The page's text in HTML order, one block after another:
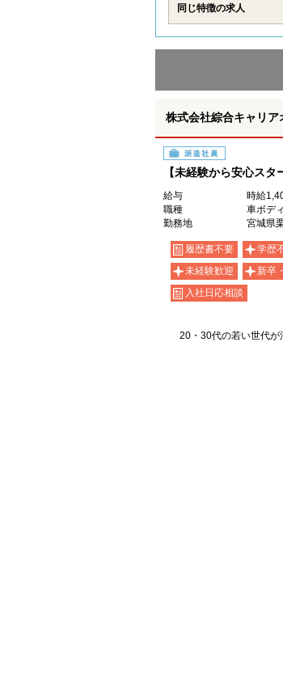
同じ特徴の求人
株式会社綜合キャリ
派遣社員
【未経験から安心スタ
給与
時給
職種
車ボデ
勤務地
宮城県
履歴書不要 学歴
未経験歓迎
新卒
入社日応相談
20・30代の若い世代